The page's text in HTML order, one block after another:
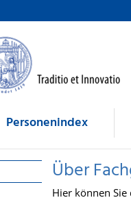
Personenindex
Über
Hier können